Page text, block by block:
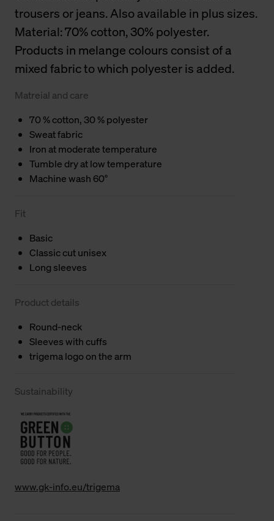
trousers or jeans. Also available in plus sizes.
Material: 70% cotton, 30% polyester.
Products in melange colours consist of a
mixed fabric to which polyester is added.
Matreial and care
70 % cotton, 30 % polyester
Sweat fabric
Iron at moderate temperature
Tumble dry at low temperature
Machine wash 60°
Fit
Basic
Classic cut unisex
Long sleeves
Product details
Round-neck
Sleeves with cuffs
trigema logo on the arm
Sustainability
www.gk-info.eu/trigema